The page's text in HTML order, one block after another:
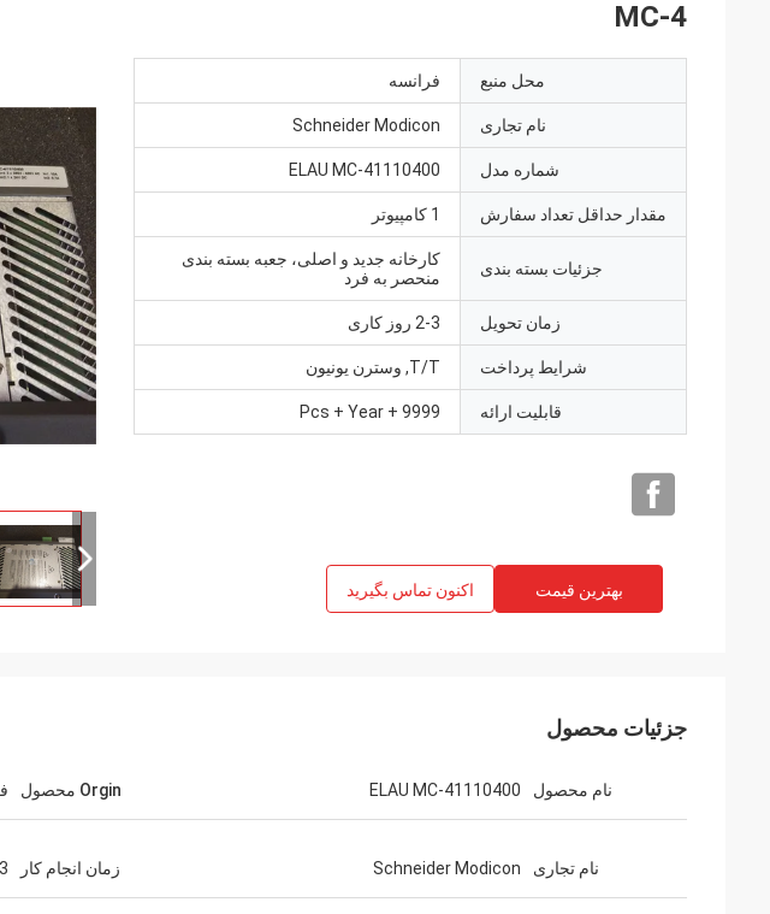
MC-4
محل منبع فرانسه
نام تجاری Schneider Modicon
شماره مدل ELAU MC-41110400
مقدار حداقل تعداد سفارش 1 کامپیوتر
جزئیات بسته بندی
کارخانه جدید و اصلی، جعبه بسته بندی
منحصر به فرد
زمان تحویل 2-3 روز کاری
شرایط پرداخت T/T, وسترن یونیون
قابلیت ارائه 9999 + Pcs + Year
بهترین قیمت اکنون تماس بگیرید
جزئیات محصول
نام محصول ELAU MC-41110400 Orgin محصول
نام تجاری Schneider Modicon زمان انجام کار 2-